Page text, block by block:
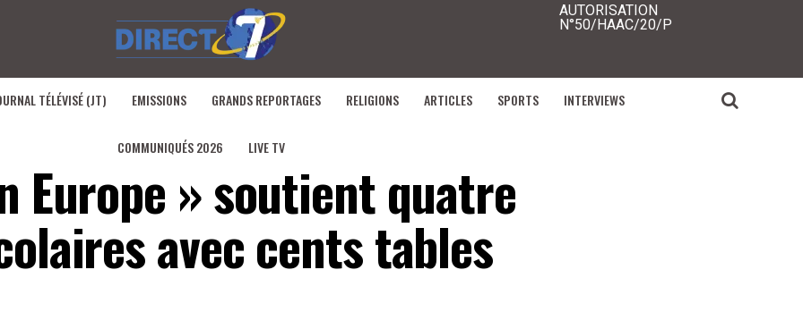
AUTORISATION
N°50/HAAC/20/P
TÉLÉVISÉ (JT) EMISSIONS GRANDS REPORTAGES RELIGIONS ARTICLES SPORTS INTERVIEWS
COMMUNIQUÉS 2026 LIVE TV
Europe » soutient quatre
avec cents tables